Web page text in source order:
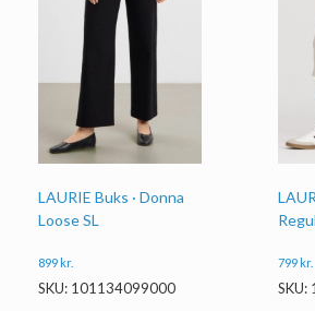
LAURIE Buks · Donna
Loose SL
899kr.
SKU: 101134099000
799kr.